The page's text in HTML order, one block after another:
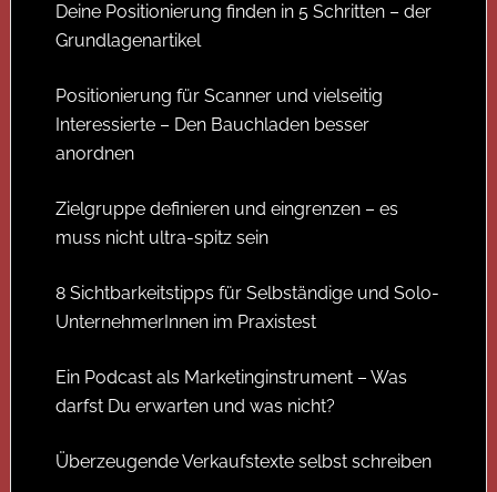
Deine Positionierung finden in 5 Schritten – der
Grundlagenartikel
Positionierung für Scanner und vielseitig
Interessierte – Den Bauchladen besser
anordnen
Zielgruppe definieren und eingrenzen – es
muss nicht ultra-spitz sein
8 Sichtbarkeitstipps für Selbständige und Solo-
UnternehmerInnen im Praxistest
Ein Podcast als Marketinginstrument – Was
darfst Du erwarten und was nicht?
Überzeugende Verkaufstexte selbst schreiben